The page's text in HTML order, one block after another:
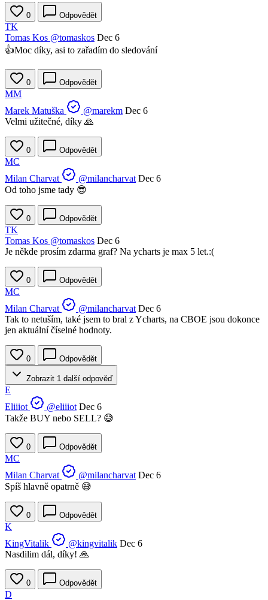
0 Odpovědět
TK
Tomas Kos @tomaskos Dec 6
👍Moc díky, asi to zařadím do sledování
0 Odpovědět
MM
Marek Matuška
@marekm Dec 6
Velmi užitečné, díky 🙏
0 Odpovědět
MC
Milan Charvat
@milancharvat Dec 6
Od toho jsme tady 😎
0 Odpovědět
TK
Tomas Kos @tomaskos Dec 6
Je někde prosím zdarma graf? Na ycharts je max 5 let.:(
0 Odpovědět
MC
Milan Charvat
@milancharvat Dec 6
Tak to netuším, také jsem to bral z Ycharts, na CBOE jsou dokonce
jen aktuální číselné hodnoty.
0 Odpovědět
Zobrazit 1 další odpověď
E
Eliiiot
@eliiiot Dec 6
Takže BUY nebo SELL? 😅
0 Odpovědět
MC
Milan Charvat
@milancharvat Dec 6
Spíš hlavně opatrně 😅
0 Odpovědět
K
KingVitalik
@kingvitalik Dec 6
Nasdilim dál, díky! 🙏
0 Odpovědět
D